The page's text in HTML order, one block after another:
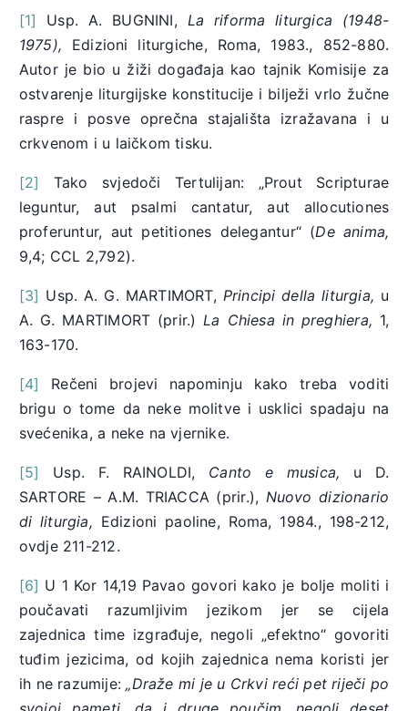
[1] Usp. A. BUGNINI, La riforma liturgica (1948-
1975), Edizioni liturgiche, Roma, 1983., 852-880.
Autor je bio u žiži događaja kao tajnik Komisije za
ostvarenje liturgijske konstitucije i bilježi vrlo žučne
raspre i posve oprečna stajališta izražavana i u
crkvenom i u laičkom tisku.
[2]
Tako svjedoči Tertulijan: „Prout Scripturae
leguntur, aut psalmi cantatur, aut allocutiones
proferuntur, aut petitiones delegantur“ (De anima,
9,4; CCL 2,792).
[3] Usp. A. G. MARTIMORT, Principi della liturgia, u
A. G. MARTIMORT (prir.)La Chiesa in preghiera, 1,
163-170.
[4]
Rečeni brojevi napominju kako treba voditi
brigu o tome da neke molitve i usklici spadaju na
svećenika, a neke na vjernike.
[5] Usp. F. RAINOLDI, Canto e musica, u D.
SARTORE – A.M. TRIACCA (prir.), Nuovo dizionario
di liturgia, Edizioni paoline, Roma, 1984., 198-212,
ovdje 211-212.
[6] U 1 Kor 14,19 Pavao govori kako je bolje moliti i
poučavati razumljivim jezikom jer se cijela
zajednica time izgrađuje, negoli „efektno“ govoriti
tuđim jezicima, od kojih zajednica nema koristi jer
ih ne razumije:„Draže mi je u Crkvi reći pet riječi po